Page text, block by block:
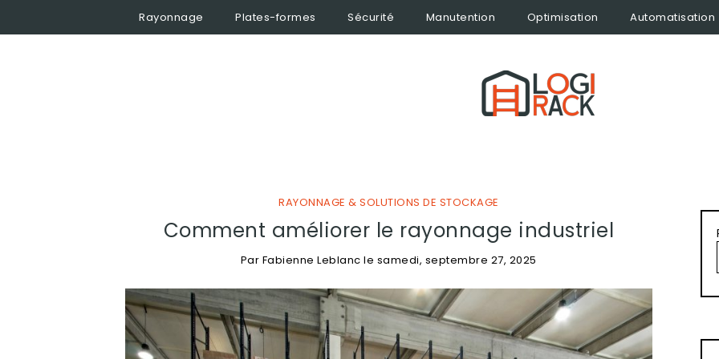
Rayonnage Plates-formes Sécurité Manutention Optimisation Automatisation
RAYONNAGE & SOLUTIONS DE STOCKAGE
Comment améliorer le rayonnage industriel
Par Fabienne Leblanc le samedi, septembre 27, 2025